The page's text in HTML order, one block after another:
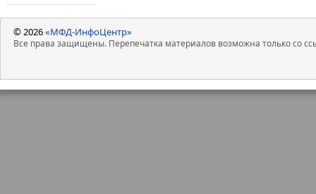
© 2026«МФД-ИнфоЦентр»
Все права защищены. Перепечатка материалов возможна только со